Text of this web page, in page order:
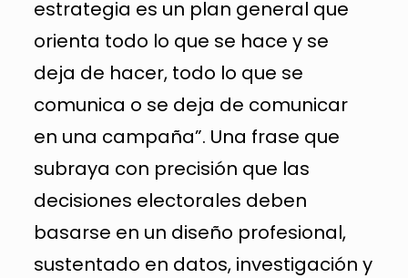
estrategia es un plan general que
orienta todo lo que se hace y se
deja de hacer, todo lo que se
comunica o se deja de comunicar
en una campaña”. Una frase que
subraya con precisión que las
decisiones electorales deben
basarse en un diseño profesional,
sustentado en datos, investigación y